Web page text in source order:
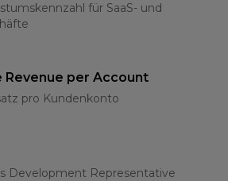
für SaaS- und
Revenue per Account
pro Kundenkonto
Development Representative